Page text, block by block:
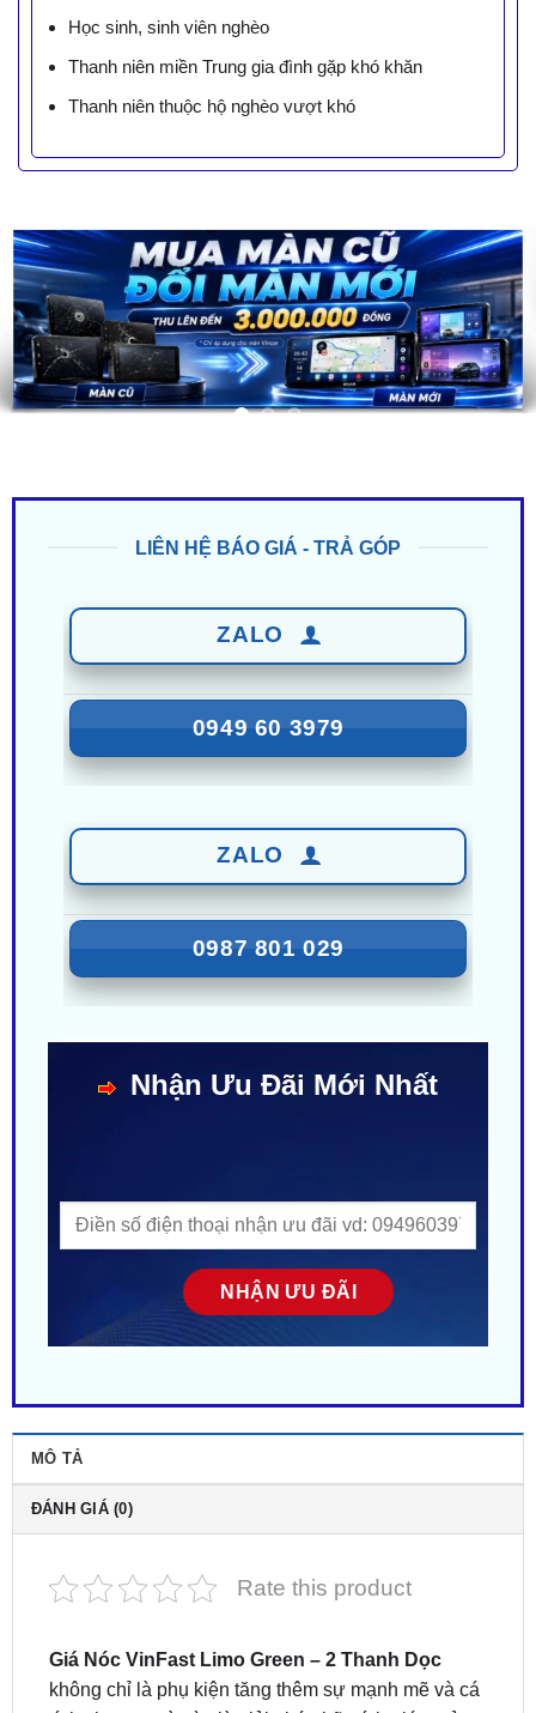
Học sinh, sinh viên nghèo
Thanh niên miền Trung gia đình gặp khó khăn
Thanh niên thuộc hộ nghèo vượt khó
0949 60 3979
0987 801 029
ĐÁNH GIÁ (0)
Giá Nóc VinFast Limo Green – 2 Thanh Dọc
tính cho xe, mà còn là giải pháp hữu ích giúp mở
rộng khả năng chứa đồ khi di chuyển đường dài –